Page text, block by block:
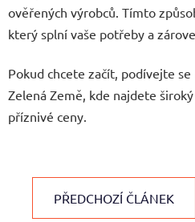
ověřených výrobců. Tímto
který splní vaše potřeby a
Pokud chcete začít, podívejte
Zelená Země, kde najdete
příznivé ceny.
PŘEDCHOZÍ ČLÁNEK